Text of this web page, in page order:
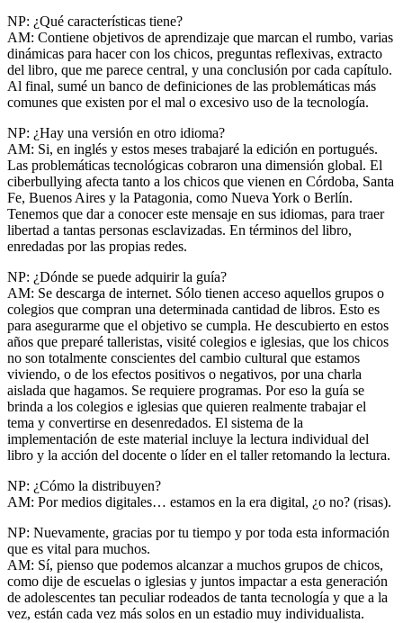
NP: ¿Qué características tiene?
AM: Contiene objetivos de aprendizaje que marcan el rumbo, varias
dinámicas para hacer con los chicos, preguntas reflexivas, extracto
del libro, que me parece central, y una conclusión por cada capítulo.
Al final, sumé un banco de definiciones de las problemáticas más
comunes que existen por el mal o excesivo uso de la tecnología.
NP: ¿Hay una versión en otro idioma?
AM: Si, en inglés y estos meses trabajaré la edición en portugués.
Las problemáticas tecnológicas cobraron una dimensión global. El
ciberbullying afecta tanto a los chicos que vienen en Córdoba, Santa
Fe, Buenos Aires y la Patagonia, como Nueva York o Berlín.
Tenemos que dar a conocer este mensaje en sus idiomas, para traer
libertad a tantas personas esclavizadas. En términos del libro,
enredadas por las propias redes.
NP: ¿Dónde se puede adquirir la guía?
AM: Se descarga de internet. Sólo tienen acceso aquellos grupos o
colegios que compran una determinada cantidad de libros. Esto es
para asegurarme que el objetivo se cumpla. He descubierto en estos
años que preparé talleristas, visité colegios e iglesias, que los chicos
no son totalmente conscientes del cambio cultural que estamos
viviendo, o de los efectos positivos o negativos, por una charla
aislada que hagamos. Se requiere programas. Por eso la guía se
brinda a los colegios e iglesias que quieren realmente trabajar el
tema y convertirse en desenredados. El sistema de la
implementación de este material incluye la lectura individual del
libro y la acción del docente o líder en el taller retomando la lectura.
NP: ¿Cómo la distribuyen?
AM: Por medios digitales… estamos en la era digital, ¿o no? (risas).
NP: Nuevamente, gracias por tu tiempo y por toda esta información
que es vital para muchos.
AM: Sí, pienso que podemos alcanzar a muchos grupos de chicos,
como dije de escuelas o iglesias y juntos impactar a esta generación
de adolescentes tan peculiar rodeados de tanta tecnología y que a la
vez, están cada vez más solos en un estadio muy individualista.